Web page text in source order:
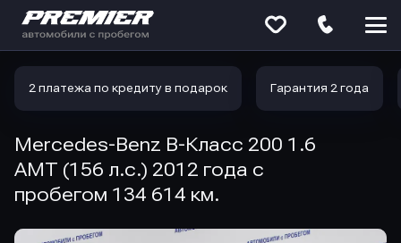
2 платежа по кредиту в подарок Гарантия 2 года
Mercedes-Benz B-Класс 200 1.6
AMT (156 л.с.) 2012 года с
пробегом 134 614 км.